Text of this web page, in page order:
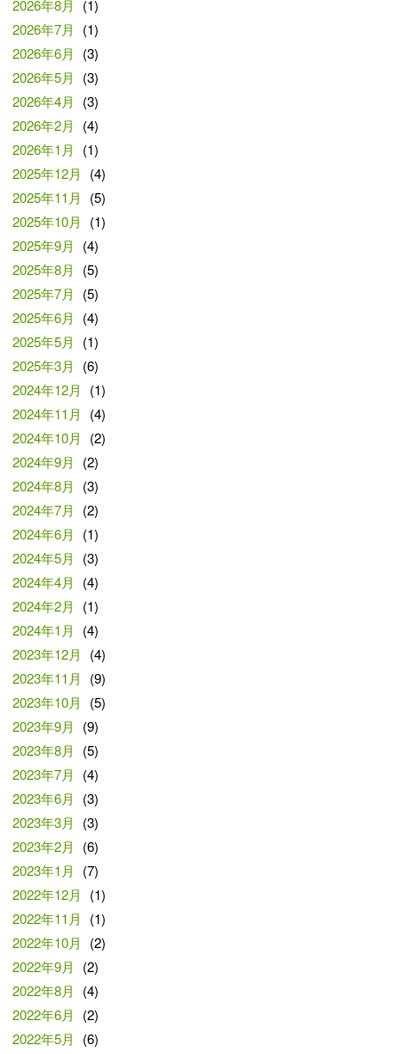
2026年8月
(1)
2026年7月
(1)
2026年6月
(3)
2026年5月
(3)
2026年4月
(3)
2026年2月
(4)
2026年1月
(1)
2025年12月
(4)
2025年11月
(5)
2025年10月
(1)
2025年9月
(4)
2025年8月
(5)
2025年7月
(5)
2025年6月
(4)
2025年5月
(1)
2025年3月
(6)
2024年12月
(1)
2024年11月
(4)
2024年10月
(2)
2024年9月
(2)
2024年8月
(3)
2024年7月
(2)
2024年6月
(1)
2024年5月
(3)
2024年4月
(4)
2024年2月
(1)
2024年1月
(4)
2023年12月
(4)
2023年11月
(9)
2023年10月
(5)
2023年9月
(9)
2023年8月
(5)
2023年7月
(4)
2023年6月
(3)
2023年3月
(3)
2023年2月
(6)
2023年1月
(7)
2022年12月
(1)
2022年11月
(1)
2022年10月
(2)
2022年9月
(2)
2022年8月
(4)
2022年6月
(2)
2022年5月
(6)